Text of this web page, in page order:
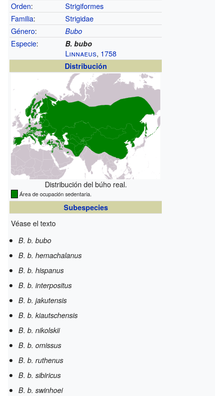
Orden:
Strigiformes
Familia:
Strigidae
Género: Bubo
Especie: B. bubo
Linnaeus, 1758
Distribución
Distribución del búho real.
Área de ocupación sedentaria.
Subespecies
Véase el texto
B. b. bubo
B. b. hemachalanus
B. b. hispanus
B. b. interpositus
B. b. jakutensis
B. b. kiautschensis
B. b. nikolskii
B. b. omissus
B. b. ruthenus
B. b. sibiricus
B. b. swinhoei